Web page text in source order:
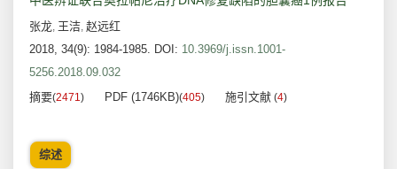
张龙, 王洁, 赵远红
2018, 34(9): 1984-1985. DOI: 10.3969/j.issn.1001-
5256.2018.09.032
摘要(2471) PDF (1746KB)(405) 施引文献 (4)
综述